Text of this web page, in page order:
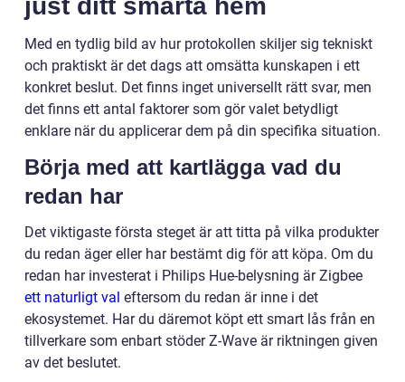
just ditt smarta hem
Med en tydlig bild av hur protokollen skiljer sig tekniskt
och praktiskt är det dags att omsätta kunskapen i ett
konkret beslut. Det finns inget universellt rätt svar, men
det finns ett antal faktorer som gör valet betydligt
enklare när du applicerar dem på din specifika situation.
Börja med att kartlägga vad du
redan har
Det viktigaste första steget är att titta på vilka produkter
du redan äger eller har bestämt dig för att köpa. Om du
redan har investerat i Philips Hue-belysning är Zigbee
ett naturligt val eftersom du redan är inne i det
ekosystemet. Har du däremot köpt ett smart lås från en
tillverkare som enbart stöder Z-Wave är riktningen given
av det beslutet.